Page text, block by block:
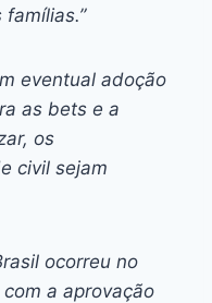
eventual adoção
as bets e a
os
civil sejam
ocorreu no
a aprovação